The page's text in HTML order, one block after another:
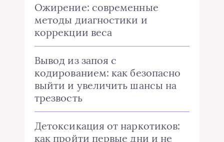
Ожирение: современные
методы диагностики и
коррекции веса
Вывод из запоя с
кодированием: как безопасно
выйти и увеличить шансы на
трезвость
Детоксикация от наркотиков:
как пройти первые дни и не